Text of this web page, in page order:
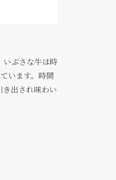
いぶさな牛は時
います。時間
出され味わい